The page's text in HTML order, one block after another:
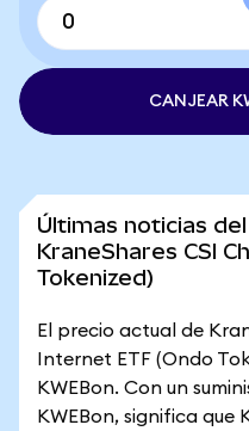
CANJEAR
Últimas noticias
KraneShares CSI
Tokenized)
El precio actual de
Internet ETF (Ondo
KWEBon. Con un
KWEBon, significa que